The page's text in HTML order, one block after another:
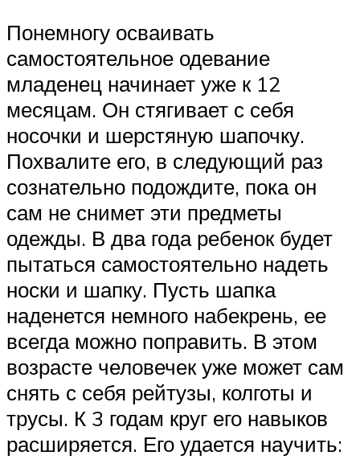
Понемногу осваивать
самостоятельное одевание
младенец начинает уже к 12
месяцам. Он стягивает с себя
носочки и шерстяную шапочку.
Похвалите его, в следующий раз
сознательно подождите, пока он
сам не снимет эти предметы
одежды. В два года ребенок будет
пытаться самостоятельно надеть
носки и шапку. Пусть шапка
наденется немного набекрень, ее
всегда можно поправить. В этом
возрасте человечек уже может сам
снять с себя рейтузы, колготы и
трусы. К 3 годам круг его навыков
расширяется. Его удается научить: